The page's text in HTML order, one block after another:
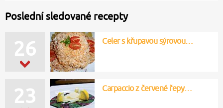
Poslední sledované recepty
26 Celer s křupavou sýrovou…
23 Carpaccio z červené řepy…